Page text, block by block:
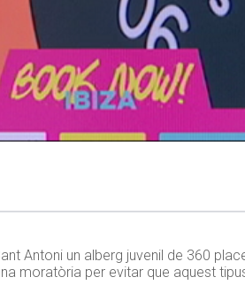
Antoni un alberg juvenil de 360
moratòria per evitar que aquest